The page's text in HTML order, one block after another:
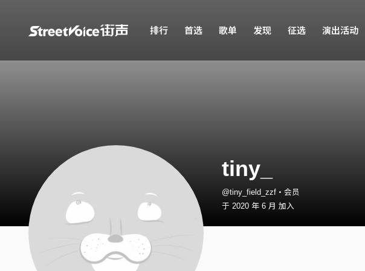
排行 首选 歌单 发现 征选 演出活动
tiny_
@tiny_field_zzf・会员
于 2020 年 6 月 加入